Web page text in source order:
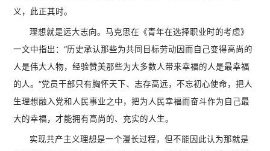
义，此正其时。
理想就是远大志向。马克思在《青年在选择职业时的考虑》
一文中指出：“历史承认那些为共同目标劳动因而自己变得高尚的
人是伟大人物，经验赞美那些为大多数人带来幸福的人是最幸福
的人。”党员干部只有胸怀天下、志存高远，不忘初心使命，把人
生理想融入党和人民事业之中，把为人民幸福而奋斗作为自己最
大的幸福，才能拥有高尚的、充实的人生。
实现共产主义理想是一个漫长过程，但不能因此认为那就是